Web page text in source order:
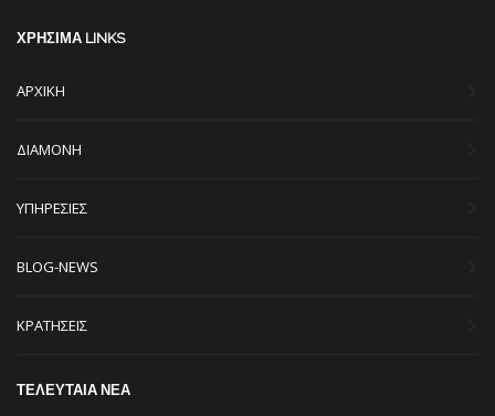
ΧΡΗΣΙΜΑ LINKS
ΑΡΧΙΚΗ
ΔΙΑΜΟΝΗ
ΥΠΗΡΕΣΙΕΣ
BLOG-NEWS
ΚΡΑΤΗΣΕΙΣ
ΤΕΛΕΥΤΑΙΑ ΝΕΑ